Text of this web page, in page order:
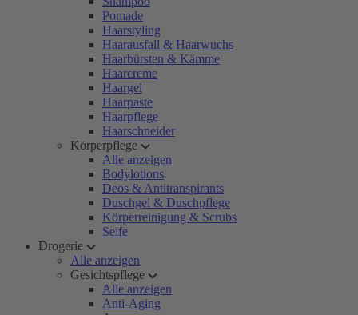
Pomade
Haarstyling
Haarausfall & Haarwuchs
Haarbürsten & Kämme
Haarcreme
Haargel
Haarpaste
Haarpflege
Haarschneider
Körperpflege
Alle anzeigen
Bodylotions
Deos & Antitranspirants
Duschgel & Duschpflege
Körperreinigung & Scrubs
Seife
Drogerie
Alle anzeigen
Gesichtspflege
Alle anzeigen
Anti-Aging